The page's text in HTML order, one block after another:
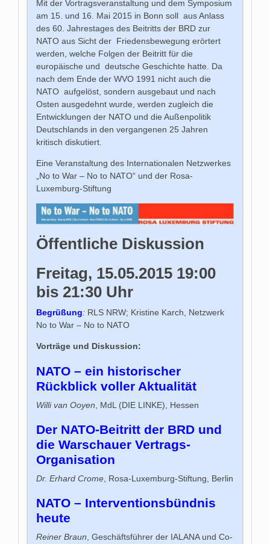
Mit der Vortragsveranstaltung und dem Symposium
am 15. und 16. Mai 2015 in Bonn soll aus Anlass
des 60. Jahrestages des Beitritts der BRD zur
NATO aus Sicht der Friedensbewegung erörtert
werden, welche Folgen der Beitritt für die
europäische und deutsche Geschichte hatte. Da
nach dem Ende der WVO 1991 nicht auch die
NATO aufgelöst, sondern ausgebaut und nach
Osten ausgedehnt wurde, werden zugleich die
Entwicklungen der NATO und die Außenpolitik
Deutschlands in den vergangenen 25 Jahren
kritisch diskutiert.
Eine Veranstaltung des Internationalen Netzwerkes
„No to War – No to NATO“ und der Rosa-
Luxemburg-Stiftung
Öffentliche Diskussion
Freitag, 15.05.2015 19:00
bis 21:30 Uhr
Begrüßung: RLS NRW; Kristine Karch, Netzwerk
No to War – No to NATO
Vorträge und Diskussion:
NATO – ein historischer
Rückblick voller Aktualität
Willi van Ooyen , MdL (DIE LINKE), Hessen
Der NATO-Beitritt der BRD und
die Warschauer Vertrags-
Organisation
Dr. Erhard Crome , Rosa-Luxemburg-Stiftung, Berlin
NATO – Interventionsbündnis
heute
Reiner Braun , Geschäftsführer der IALANA und Co-